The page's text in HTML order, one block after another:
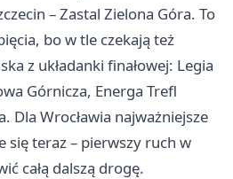
– Zastal Zielona Góra. To
bo w tle czekają też
z układanki finałowej: Legia
Górnicza, Energa Trefl
Dla Wrocławia najważniejsze
się teraz – pierwszy ruch w
całą dalszą drogę.